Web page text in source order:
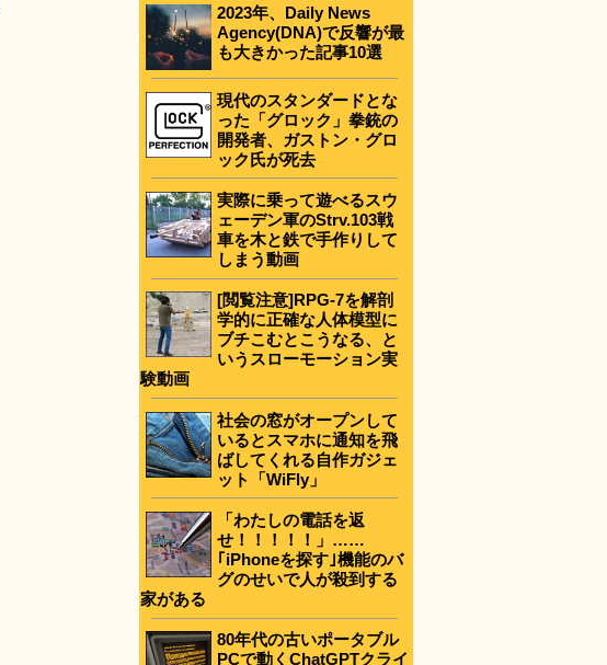
2023年、Daily News
Agency(DNA)で反響が最
も大きかった記事10選
現代のスタンダードとな
った「グロック」拳銃の
開発者、ガストン・グロ
ック氏が死去
実際に乗って遊べるスウ
ェーデン軍のStrv.103戦
車を木と鉄で手作りして
しまう動画
[閲覧注意]RPG-7を解剖
学的に正確な人体模型に
ブチこむとこうなる、と
いうスローモーション実
験動画
社会の窓がオープンして
いるとスマホに通知を飛
ばしてくれる自作ガジェ
ット「WiFly」
「わたしの電話を返
せ！！！！！」……
｢iPhoneを探す｣機能のバ
グのせいで人が殺到する
家がある
80年代の古いポータブル
PCで動くChatGPTクライ